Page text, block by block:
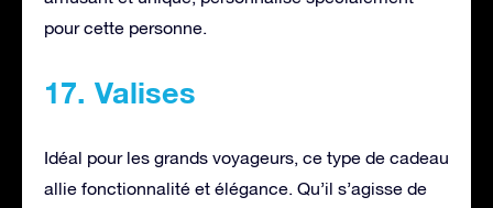
pour cette personne.
17. Valises
Idéal pour les grands voyageurs, ce type de cadeau
allie fonctionnalité et élégance. Qu’il s’agisse de